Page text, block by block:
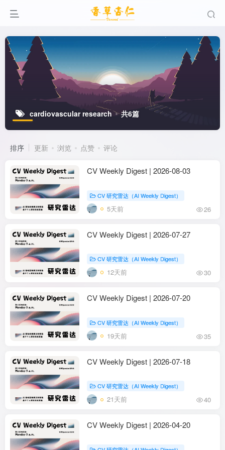
cardiovascular research 共6篇
排序 更新 浏览 点赞 评论
CV Weekly Digest | 2026-08-03
CV 研究雷达（AI Weekly Digest）
5天前 26
CV Weekly Digest | 2026-07-27
CV 研究雷达（AI Weekly Digest）
12天前 30
CV Weekly Digest | 2026-07-20
CV 研究雷达（AI Weekly Digest）
19天前 35
CV Weekly Digest | 2026-07-18
CV 研究雷达（AI Weekly Digest）
21天前 40
CV Weekly Digest | 2026-04-20